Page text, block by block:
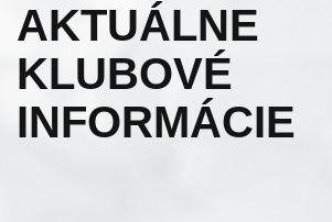
AKTUÁLNE
KLUBOVÉ
INFORMÁCIE